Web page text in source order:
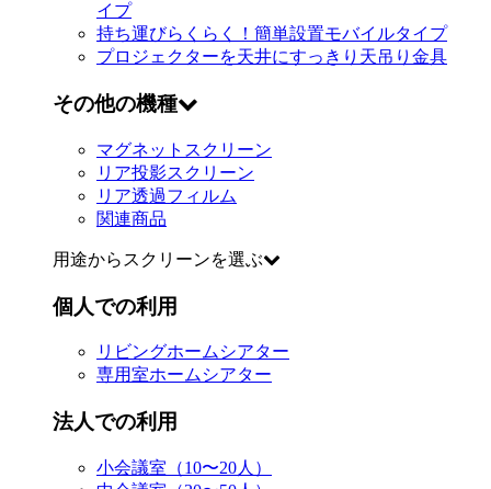
イプ
持ち運びらくらく！簡単設置モバイルタイプ
プロジェクターを天井にすっきり 天吊り金具
その他の機種
マグネットスクリーン
リア投影スクリーン
リア透過フィルム
関連商品
用途からスクリーンを選ぶ
個人での利用
リビングホームシアター
専用室ホームシアター
法人での利用
小会議室（10〜20人）